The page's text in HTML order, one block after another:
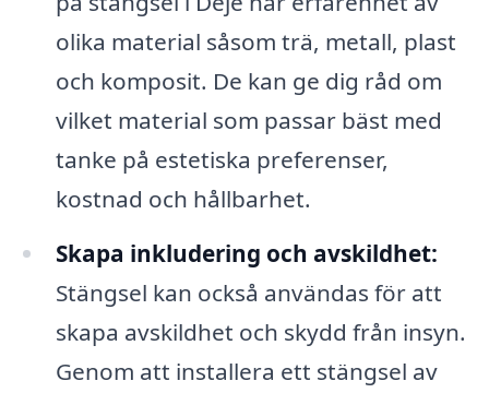
olika material såsom trä, metall, plast
och komposit. De kan ge dig råd om
vilket material som passar bäst med
tanke på estetiska preferenser,
kostnad och hållbarhet.
Skapa inkludering och avskildhet:
Stängsel kan också användas för att
skapa avskildhet och skydd från insyn.
Genom att installera ett stängsel av